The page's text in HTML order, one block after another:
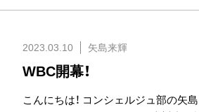
2023.03.10 矢島来輝
WBC開幕！
こんにちは！ コンシェルジュ部の矢